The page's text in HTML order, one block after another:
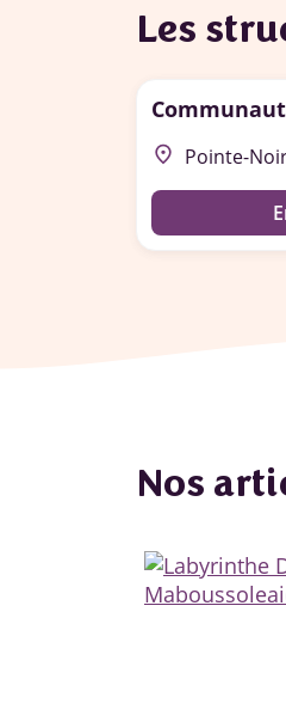
Les
place Pointe-
Nos